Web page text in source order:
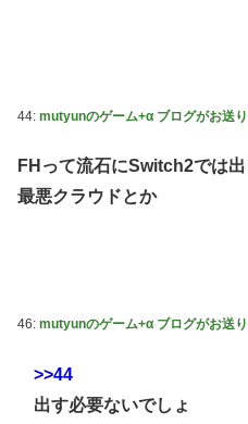
44: mutyunのゲーム+α ブログがお送り
FHって流石にSwitch2では
最悪クラウドとか
46: mutyunのゲーム+α ブログがお送り
>>44
出す必要ないでしょ